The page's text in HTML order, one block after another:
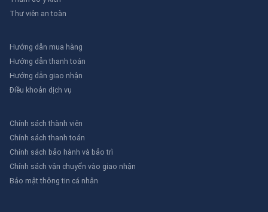
Thư viên an toàn
Hướng dẫn mua hàng
Hướng dẫn thanh toán
Hướng dẫn giao nhận
Điều khoản dịch vụ
Chính sách thành viên
Chính sách thanh toán
Chính sách bảo hành và bảo trì
Chính sách vận chuyển vào giao nhận
Bảo mật thông tin cá nhân